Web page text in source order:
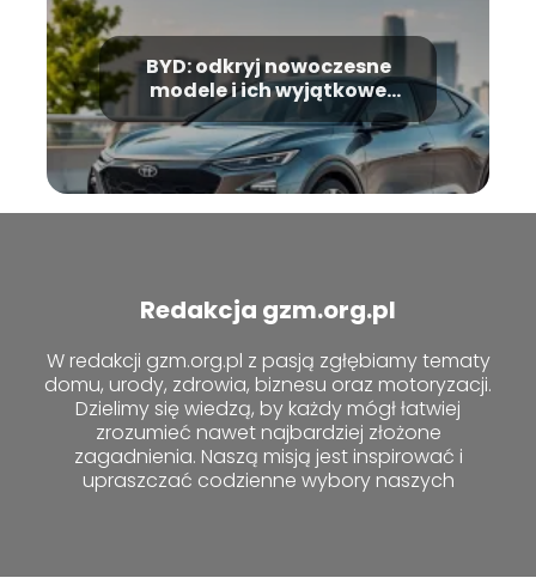
BYD: odkryj nowoczesne
modele i ich wyjątkowe
cechy
Redakcja gzm.org.pl
W redakcji gzm.org.pl z pasją zgłębiamy tematy
domu, urody, zdrowia, biznesu oraz motoryzacji.
Dzielimy się wiedzą, by każdy mógł łatwiej
zrozumieć nawet najbardziej złożone
zagadnienia. Naszą misją jest inspirować i
upraszczać codzienne wybory naszych